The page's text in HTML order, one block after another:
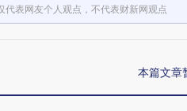
代表网友个人观点，不代表财新网观点
本篇文章